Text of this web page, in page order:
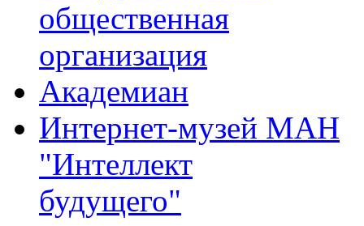
общественная
организация
Академиан
Интернет-музей МАН
"Интеллект
будущего"